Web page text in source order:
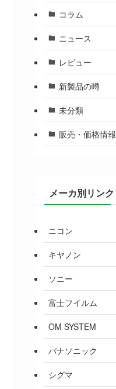
コラム
ニュース
レビュー
新製品の噂
未分類
販売・価格情報
メーカ別リンク
ニコン
キヤノン
ソニー
富士フイルム
OM SYSTEM
パナソニック
シグマ